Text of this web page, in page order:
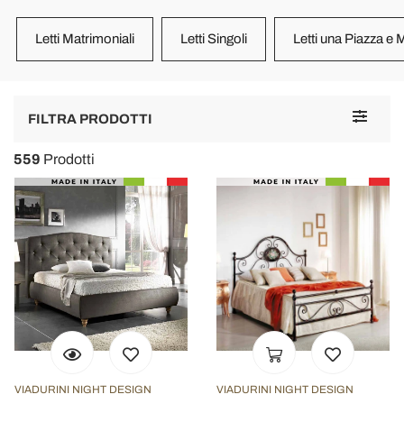
Letti Matrimoniali Letti Singoli Letti una Piazza e
Toggle
FILTRA PRODOTTI
559 Prodotti
VIADURINI NIGHT DESIGN VIADURINI NIGHT DESIGN